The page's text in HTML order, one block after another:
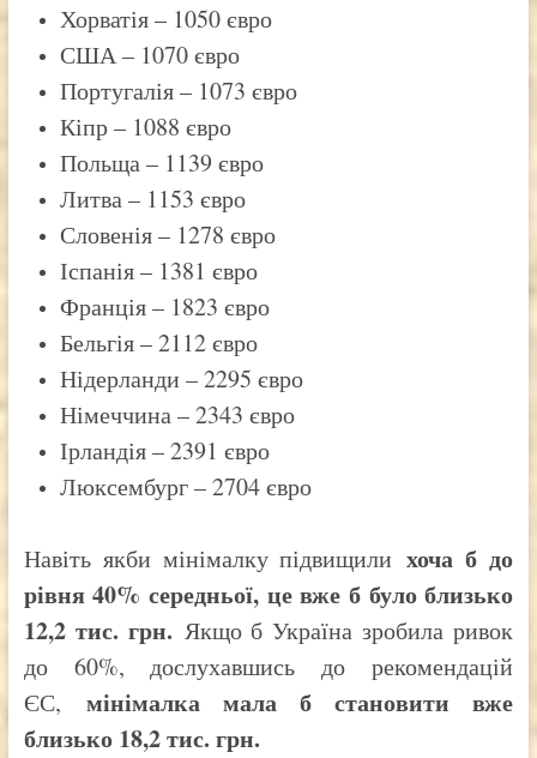
Хорватія – 1050 євро
США – 1070 євро
Португалія – 1073 євро
Кіпр – 1088 євро
Польща – 1139 євро
Литва – 1153 євро
Словенія – 1278 євро
Іспанія – 1381 євро
Франція – 1823 євро
Бельгія – 2112 євро
Нідерланди – 2295 євро
Німеччина – 2343 євро
Ірландія – 2391 євро
Люксембург – 2704 євро
Навіть якби мінімалку підвищилихоча б до
рівня 40% середньої, це вже б було близько
12,2 тис. грн. Якщо б Україна зробила ривок
до 60%, дослухавшись до рекомендацій
ЄС, мінімалка мала б становити вже
близько 18,2 тис. грн.